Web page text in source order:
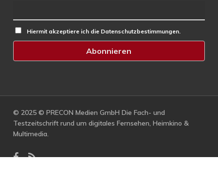
Hiermit akzeptiere ich die Datenschutzbestimmungen.
© 2025 © PRECON Medien GmbH Die Fach- und
Testzeitschrift rund um digitales Fernsehen, Heimkino &
Multimedia.
facebook
RSS